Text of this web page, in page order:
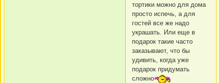
тортики можно для дома
просто испечь, а для
гостей все же надо
украшать. Или еще в
подарок такие часто
заказывают, что бы
удивить, когда уже
подарок придумать
сложно